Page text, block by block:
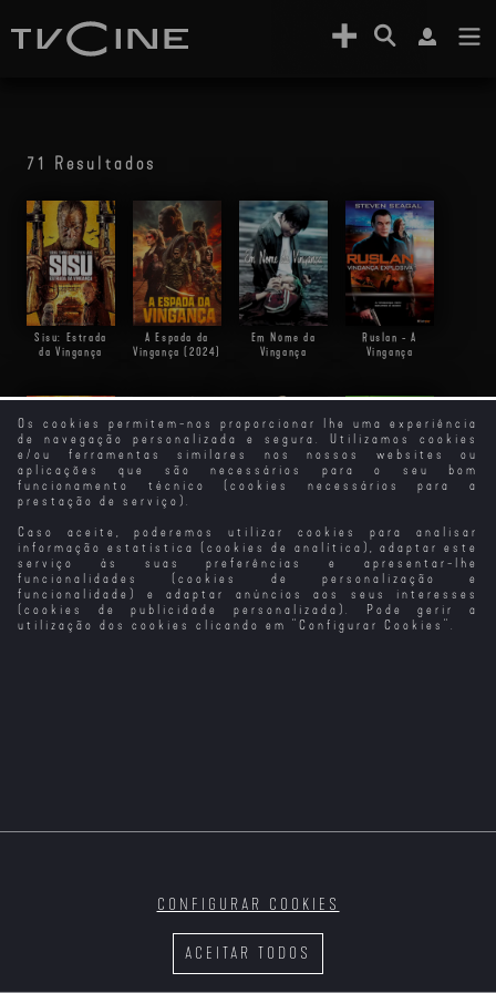
Os cookies permitem-nos proporcionar lhe uma experiência
de navegação personalizada e segura. Utilizamos cookies
e/ou ferramentas similares nos nossos websites ou
aplicações que são necessários para o seu bom
funcionamento técnico (cookies necessários para a
prestação de serviço).
Caso aceite, poderemos utilizar cookies para analisar
informação estatística (cookies de analítica), adaptar este
serviço às suas preferências e apresentar-lhe
funcionalidades (cookies de personalização e
funcionalidade) e adaptar anúncios aos seus interesses
(cookies de publicidade personalizada). Pode gerir a
utilização dos cookies clicando em " Configurar Cookies ".
ACEITAR TODOS
CONFIGURAR COOKIES
71 Resultados
Sisu: Estrada
da Vingança
A Espada da
Vingança (2024)
Em Nome da
Vingança
Ruslan - A
Vingança
Die Hard a
Vingança
Payback - A
Vingança
Vingança com
Honra (1986)
The Toxic
Avenger: A
Vingança
Raças da Noite
Ao Sabor da
Reveses da